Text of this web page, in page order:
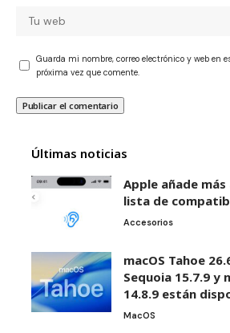
Guarda mi nombre, correo electrónico y web en
próxima vez que comente.
Últimas noticias
Apple añade
lista de
Accesorios
macOS Tahoe
Sequoia 15.7.9 y
14.8.9 están
MacOS